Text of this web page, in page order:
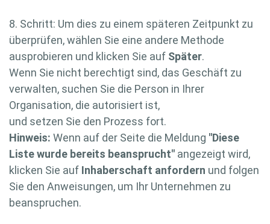
8. Schritt: Um dies zu einem späteren Zeitpunkt zu
überprüfen, wählen Sie eine andere Methode
ausprobieren und klicken Sie auf Später.
Wenn Sie nicht berechtigt sind, das Geschäft zu
verwalten, suchen Sie die Person in Ihrer
Organisation, die autorisiert ist,
und setzen Sie den Prozess fort.
Hinweis: Wenn auf der Seite die Meldung "Diese
Liste wurde bereits beansprucht" angezeigt wird,
klicken Sie auf Inhaberschaft anfordern und folgen
Sie den Anweisungen, um Ihr Unternehmen zu
beanspruchen.